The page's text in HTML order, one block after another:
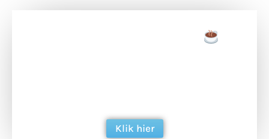
Klik hier